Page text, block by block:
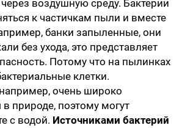
воздушную среду. Бактерии
к частичкам пыли и вместе
банки запыленные, они
без ухода, это представляет
Потому что на пылинках
клетки.
очень широко
природе, поэтому могут
с водой. Источниками бактерий